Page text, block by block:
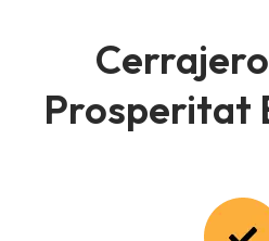
Prosperitat